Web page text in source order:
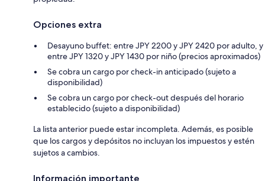
Opciones extra
Desayuno buffet: entre JPY 2200 y JPY 2420 por adulto, y
entre JPY 1320 y JPY 1430 por niño (precios aproximados)
Se cobra un cargo por check-in anticipado (sujeto a
disponibilidad)
Se cobra un cargo por check-out después del horario
establecido (sujeto a disponibilidad)
La lista anterior puede estar incompleta. Además, es posible
que los cargos y depósitos no incluyan los impuestos y estén
sujetos a cambios.
Información importante